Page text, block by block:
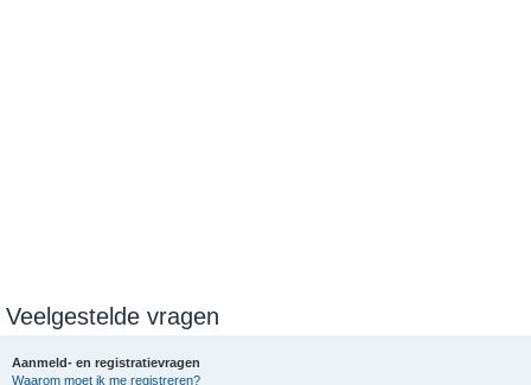
Veelgestelde vragen
Aanmeld- en registratievragen
Waarom moet ik me registreren?